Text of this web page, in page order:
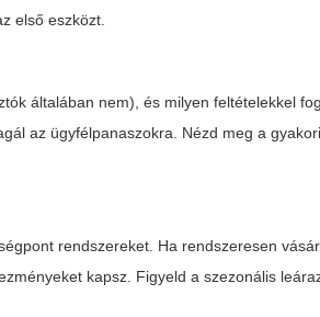
első eszközt.
általában nem), és milyen feltételekkel
az ügyfélpanaszokra. Nézd meg a
rendszereket. Ha rendszeresen
kapsz. Figyeld a szezonális